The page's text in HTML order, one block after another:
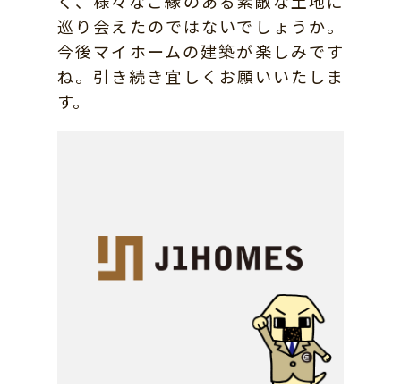
巡り会えたのではないでしょうか。
今後マイホームの建築が楽しみです
ね。引き続き宜しくお願いいたしま
す。